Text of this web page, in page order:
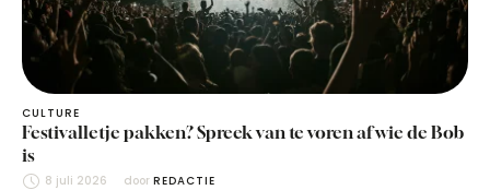
CULTURE
Festivalletje pakken? Spreek van te voren af wie de Bob
is
8 juli 2026 door REDACTIE